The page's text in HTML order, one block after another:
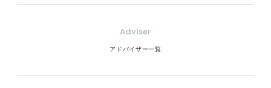
Adviser
アドバイザー一覧